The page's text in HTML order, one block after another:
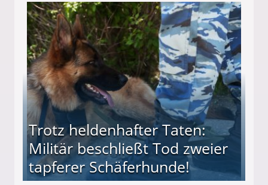
darf Geld behalten!
Trotz heldenhafter Taten:
Militär beschließt Tod zweier
tapferer Schäferhunde!